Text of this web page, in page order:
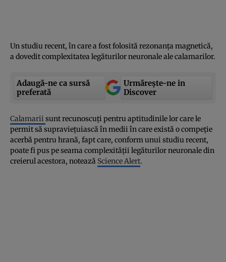
Un studiu recent, în care a fost folosită rezonanţa magnetică,
a dovedit complexitatea legăturilor neuronale ale calamarilor.
Adaugă-ne ca sursă
preferată
Urmărește-ne in
Discover
Calamarii sunt recunoscuţi pentru aptitudinile lor care le
permit să supravieţuiască în medii în care există o compeţie
acerbă pentru hrană, fapt care, conform unui studiu recent,
poate fi pus pe seama complexităţii legăturilor neuronale din
creierul acestora, notează Science Alert.